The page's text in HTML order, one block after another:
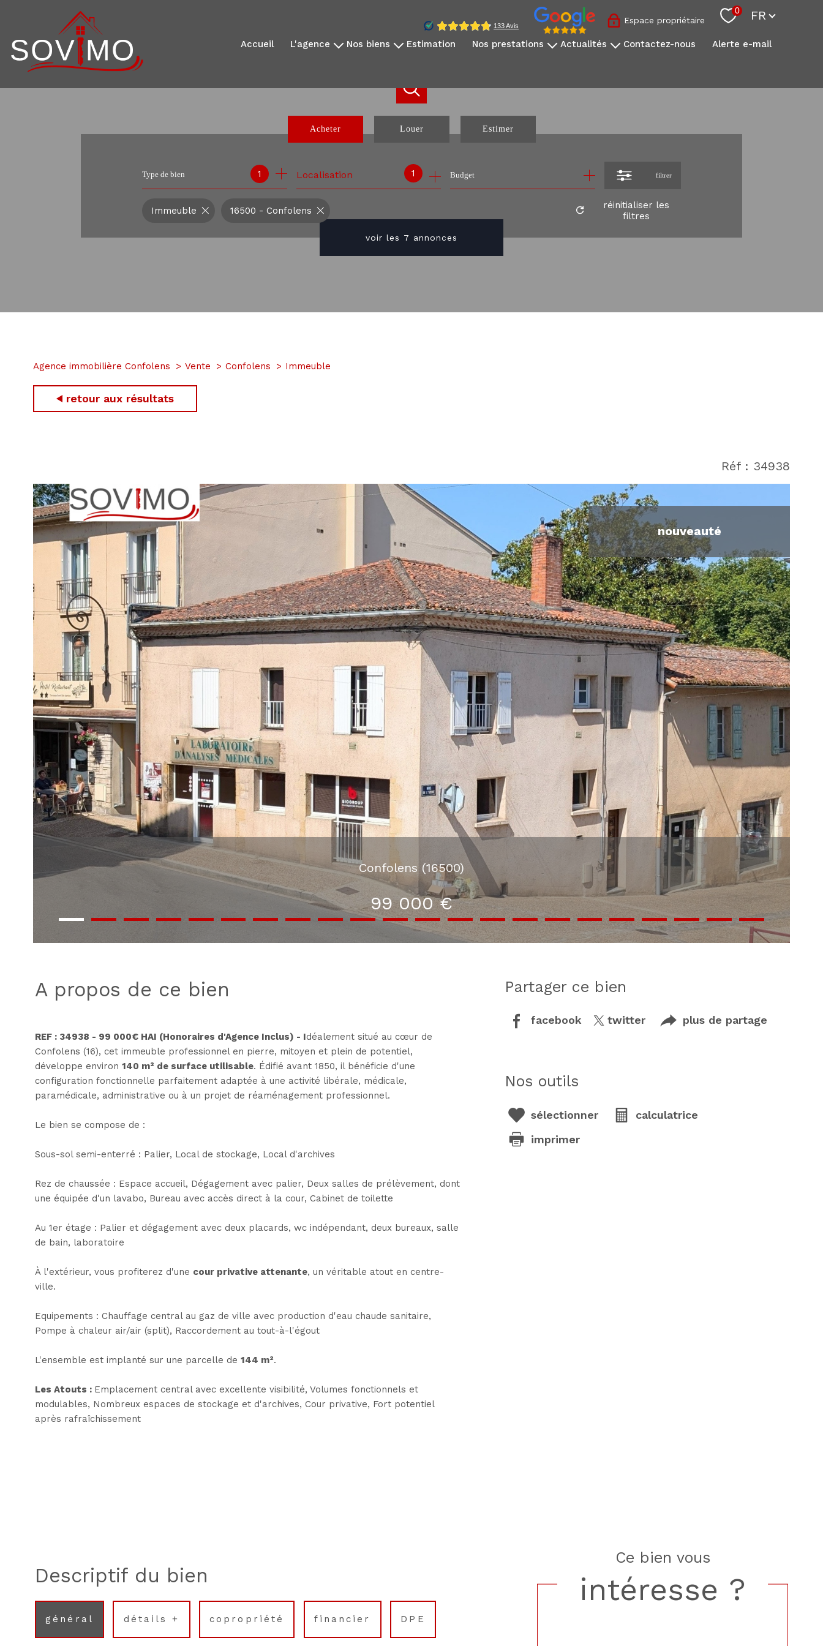
Espace propriétaire
0 FR
accueil l'agence nos biens
nos exclusivités
estimation nos prestations actualités contactez-nous alerte e-mail
Acheter Louer
à l'année
de l'immo pro
Estimer
Type de bien 1 1
Localisation Budget filtrer
voir les 7 annonces
Immeuble 16500 - Confolens
réinitialiser les
filtres
Agence immobilière Confolens Vente Confolens Immeuble
retour aux résultats
Réf : 34938
nouveauté
Confolens (16500)
99 000 €
a propos de ce bien
REF : 34938 - 99 000€ HAI (Honoraires d'Agence Inclus) - Idéalement situé au cœur de
Confolens (16), cet immeuble professionnel en pierre, mitoyen et plein de potentiel,
développe environ 140 m² de surface utilisable. Édifié avant 1850, il bénéficie d'une
configuration fonctionnelle parfaitement adaptée à une activité libérale, médicale,
paramédicale, administrative ou à un projet de réaménagement professionnel.
Le bien se compose de :
Sous-sol semi-enterré : Palier, Local de stockage, Local d'archives
Rez de chaussée : Espace accueil, Dégagement avec palier, Deux salles de prélèvement, dont
une équipée d'un lavabo, Bureau avec accès direct à la cour, Cabinet de toilette
Au 1er étage : Palier et dégagement avec deux placards, wc indépendant, deux bureaux, salle
de bain, laboratoire
À l'extérieur, vous profiterez d'une cour privative attenante, un véritable atout en centre-
ville.
Equipements : Chauffage central au gaz de ville avec production d'eau chaude sanitaire,
Pompe à chaleur air/air (split), Raccordement au tout-à-l'égout
L'ensemble est implanté sur une parcelle de 144 m².
Les Atouts : Emplacement central avec excellente visibilité, Volumes fonctionnels et
modulables, Nombreux espaces de stockage et d'archives, Cour privative, Fort potentiel
après rafraîchissement
partager ce bien
facebook twitter plus de partage
nos outils
sélectionner
calculatrice
imprimer
descriptif du bien
général détails + copropriété financier DPE
ce bien vous
intéresse ?